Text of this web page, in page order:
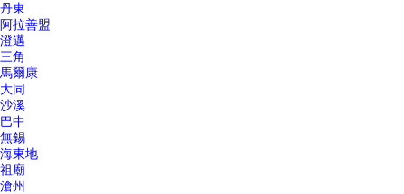
丹東
阿拉善盟
澄邁
三角
馬爾康
大同
沙溪
巴中
無錫
海東地
祖廟
滄州